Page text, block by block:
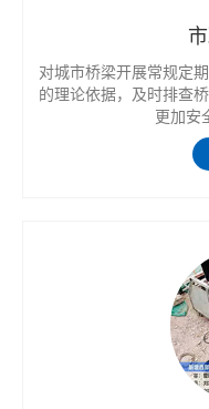
对城市桥梁开展常规定
的理论依据，及时排查
更加安